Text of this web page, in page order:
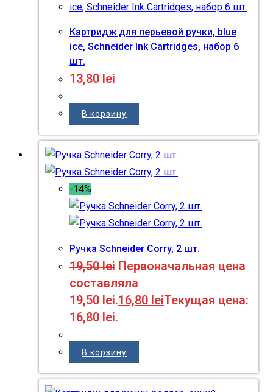
Картридж для перьевой ручки, blue
ice, Schneider Ink Cartridges, набор 6
шт.
13,80 lei
В корзину
-14%
Ручка Schneider Corry, 2 шт.
19,50lei Первоначальная цена
составляла
19,50 lei.16,80 leiТекущая цена:
16,80 lei.
В корзину